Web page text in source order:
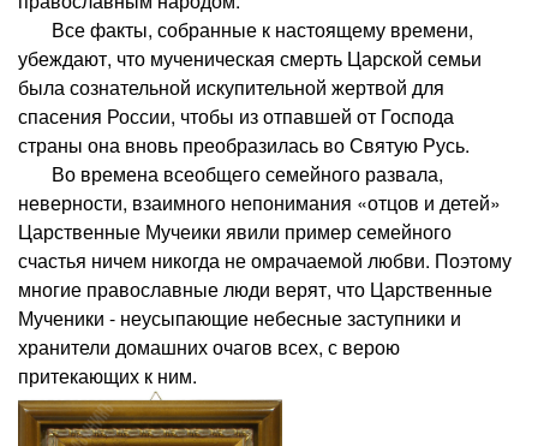
Все факты, собранные к настоящему времени,
убеждают, что мученическая смерть Царской семьи
была сознательной искупительной жертвой для
спасения России, чтобы из отпавшей от Господа
страны она вновь преобразилась во Святую Русь.
Во времена всеобщего семейного развала,
неверности, взаимного непонимания «отцов и детей»
Царственные Мучеики явили пример семейного
счастья ничем никогда не омрачаемой любви. Поэтому
многие православные люди верят, что Царственные
Мученики - неусыпающие небесные заступники и
хранители домашних очагов всех, с верою
притекающих к ним.